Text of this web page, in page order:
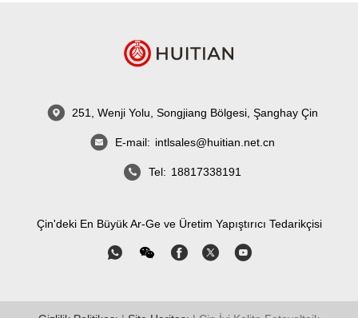
251, Wenji Yolu, Songjiang Bölgesi, Şanghay Çin
E-mail: intlsales@huitian.net.cn
Tel: 18817338191
Çin'deki En Büyük Ar-Ge ve Üretim Yapıştırıcı Tedarikçisi